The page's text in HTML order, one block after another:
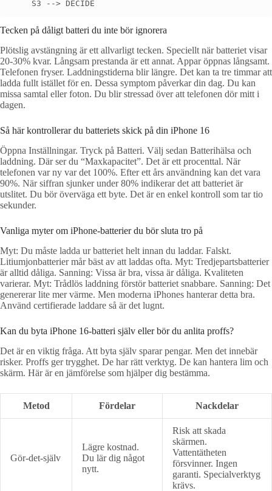
Tecken på dåligt batteri du inte bör ignorera
Plötslig avstängning är ett allvarligt tecken. Speciellt när batteriet visar
20-30% kvar. Långsam prestanda är ett annat. Appar öppnas långsamt.
Telefonen fryser. Laddningstiderna blir längre. Det kan ta tre timmar att
ladda fullt istället för en. Dessa symptom påverkar din dag. Du kan
missa samtal eller foton. Du blir stressad över att telefonen dör mitt i
dagen.
Så här kontrollerar du batteriets skick på din iPhone 16
Öppna Inställningar. Tryck på Batteri. Välj sedan Batterihälsa och
laddning. Där ser du “Maxkapacitet”. Det är ett procenttal. När
telefonen var ny var det 100%. Efter ett års användning kan det vara
90%. När siffran sjunker under 80% indikerar det att batteriet är
utslitet. Du bör överväga ett byte. Det är en enkel kontroll som tar tio
sekunder.
Vanliga myter om iPhone-batterier du bör sluta tro på
Myt: Du måste ladda ur batteriet helt innan du laddar. Falskt.
Litiumjonbatterier mår bäst av att laddas ofta. Myt: Tredjepartsbatterier
är alltid dåliga. Sanning: Vissa är bra, vissa är dåliga. Kvaliteten
varierar. Myt: Trådlös laddning förstör batteriet snabbare. Sanning: Det
genererar lite mer värme. Men moderna iPhones hanterar detta bra.
Använd certifierade laddare så är det lugnt.
Kan du byta iPhone 16-batteri själv eller bör du anlita proffs?
Det är en viktig fråga. Att byta själv sparar pengar. Men det innebär
risker. Proffs ger trygghet. De har rätt verktyg. De kan hantera lim och
skärm. Här är en jämförelse som hjälper dig bestämma.
Metod Fördelar Nackdelar
Gör-det-själv
Lägre kostnad.
Du lär dig något
nytt.
Risk att skada
skärmen.
Vattentätheten
försvinner. Ingen
garanti. Specialverktyg
krävs.